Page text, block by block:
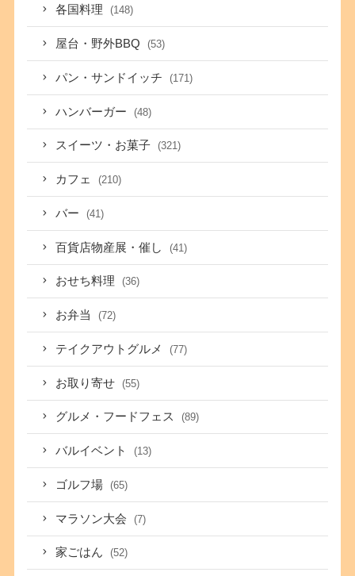
各国料理 (148)
屋台・野外BBQ (53)
パン・サンドイッチ (171)
ハンバーガー (48)
スイーツ・お菓子 (321)
カフェ (210)
バー (41)
百貨店物産展・催し (41)
おせち料理 (36)
お弁当 (72)
テイクアウトグルメ (77)
お取り寄せ (55)
グルメ・フードフェス (89)
バルイベント (13)
ゴルフ場 (65)
マラソン大会 (7)
家ごはん (52)